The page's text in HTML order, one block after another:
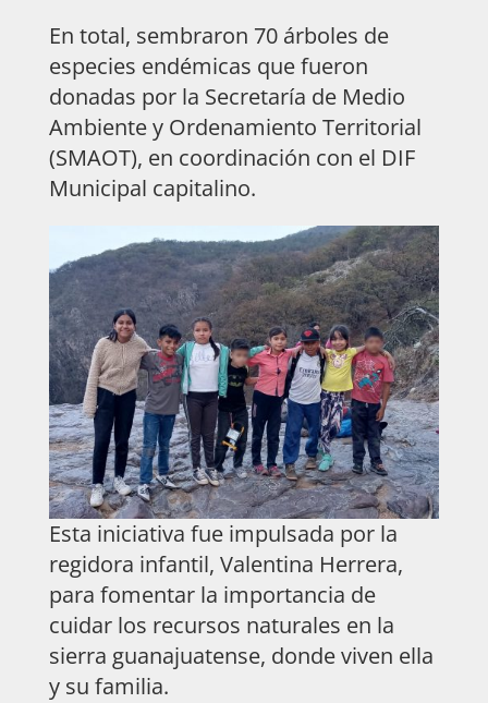
En total, sembraron 70 árboles de
especies endémicas que fueron
donadas por la Secretaría de Medio
Ambiente y Ordenamiento Territorial
(SMAOT), en coordinación con el DIF
Municipal capitalino.
Esta iniciativa fue impulsada por la
regidora infantil, Valentina Herrera,
para fomentar la importancia de
cuidar los recursos naturales en la
sierra guanajuatense, donde viven ella
y su familia.